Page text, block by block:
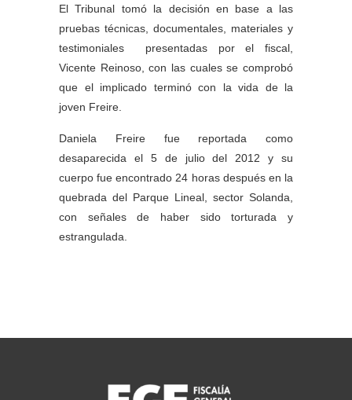
El Tribunal tomó la decisión en base a las
pruebas técnicas, documentales, materiales y
testimoniales presentadas por el fiscal,
Vicente Reinoso, con las cuales se comprobó
que el implicado terminó con la vida de la
joven Freire.
Daniela Freire fue reportada como
desaparecida el 5 de julio del 2012 y su
cuerpo fue encontrado 24 horas después en la
quebrada del Parque Lineal, sector Solanda,
con señales de haber sido torturada y
estrangulada.